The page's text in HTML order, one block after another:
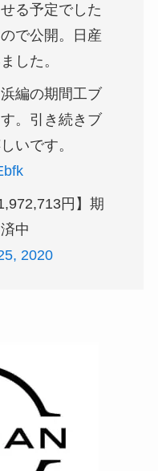
る予定でした
で公開。日産
した。
編の期間工ブ
。引き続きブ
いです。
円】期
中
2020